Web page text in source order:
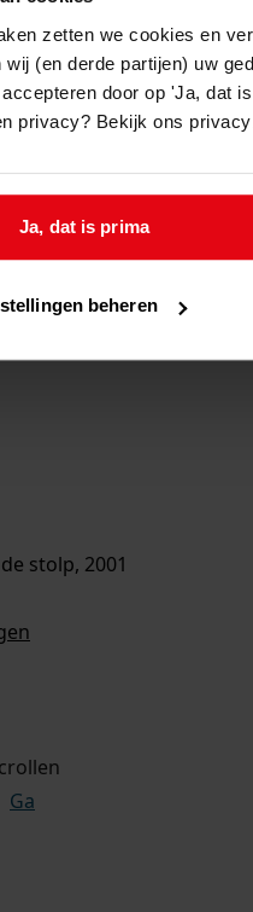
zetten we cookies en
(en derde partijen) uw
door op 'Ja, dat
privacy? Bekijk ons
Ja, dat is prima
beheren
stolp
220
stolp, 2001
Ga